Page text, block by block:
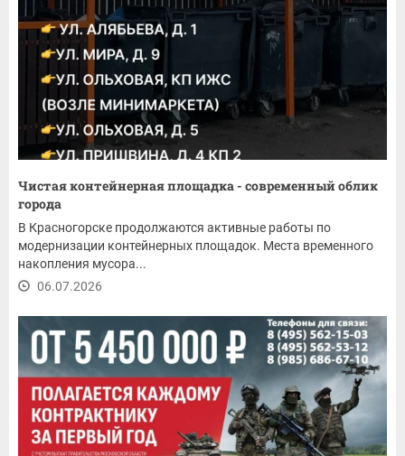
Чистая контейнерная площадка - современный облик
города
В Красногорске продолжаются активные работы по
модернизации контейнерных площадок. Места временного
накопления мусора...
06.07.2026